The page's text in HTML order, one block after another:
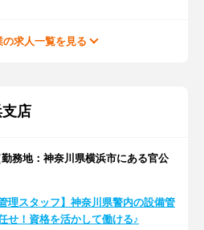
の求人一覧を見る
店
務地：神奈川県横浜市にある官公
管理スタッフ】神奈川県警内の設備管
せ！資格を活かして働ける♪